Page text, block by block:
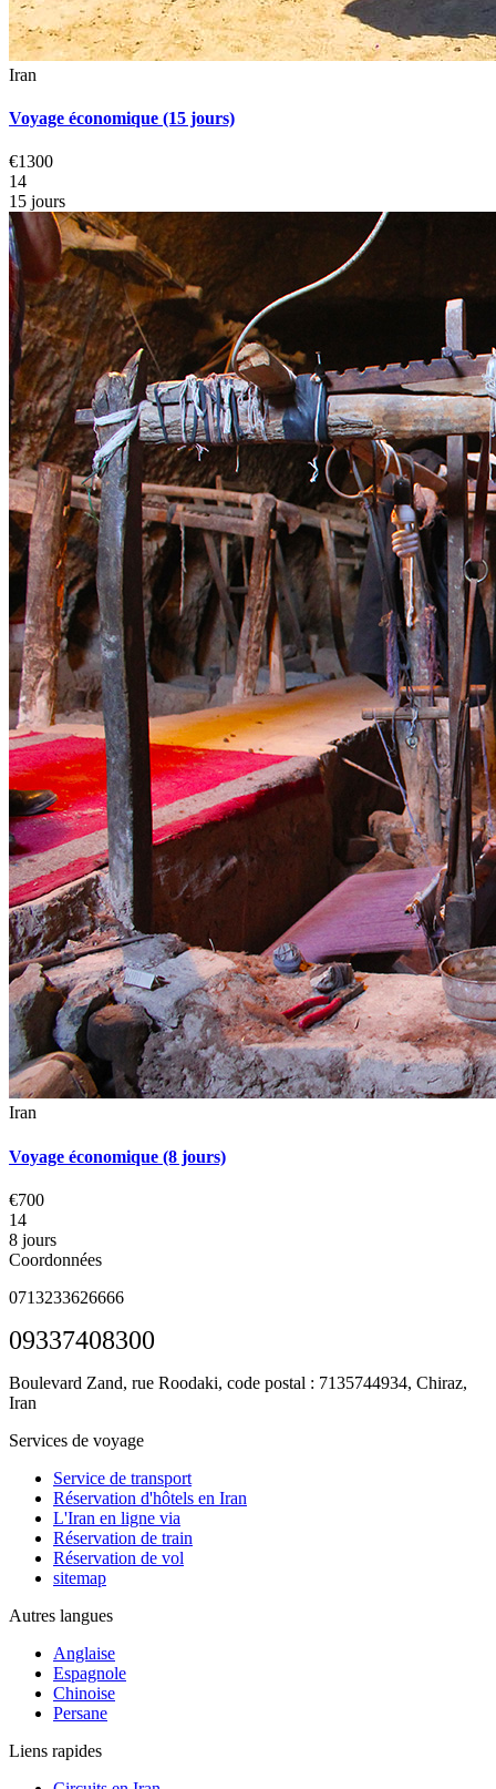
Iran
Voyage économique (15 jours)
€1300
14
15 jours
Iran
Voyage économique (8 jours)
€700
14
8 jours
Coordonnées
0713233626666
09337408300
Boulevard Zand, rue Roodaki, code postal : 7135744934, Chiraz,
Iran
Services de voyage
Service de transport
Réservation d'hôtels en Iran
L'Iran en ligne via
Réservation de train
Réservation de vol
sitemap
Autres langues
Anglaise
Espagnole
Chinoise
Persane
Liens rapides